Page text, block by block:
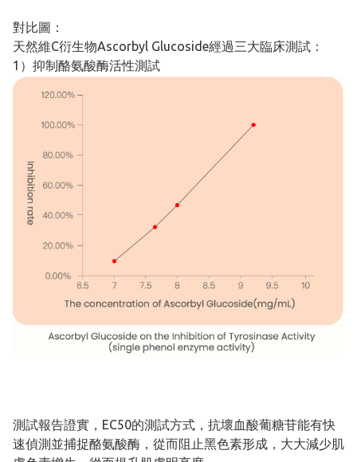
對比圖：
天然維C衍生物Ascorbyl Glucoside經過三大臨床測試：
1）抑制酪氨酸酶活性測試
測試報告證實，EC50的測試方式，抗壞血酸葡糖苷能有快
速偵測並捕捉酪氨酸酶，從而阻止黑色素形成，大大減少肌